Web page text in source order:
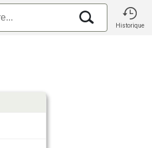
Historique